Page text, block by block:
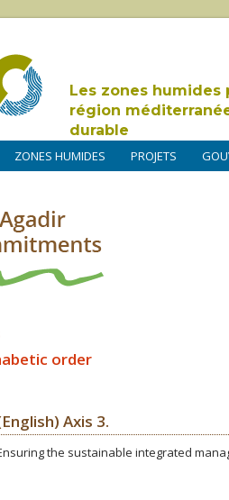
Les zones humides
région
durable
ZONES HUMIDES PROJETS
order
Axis 3.
the sustainable integrated